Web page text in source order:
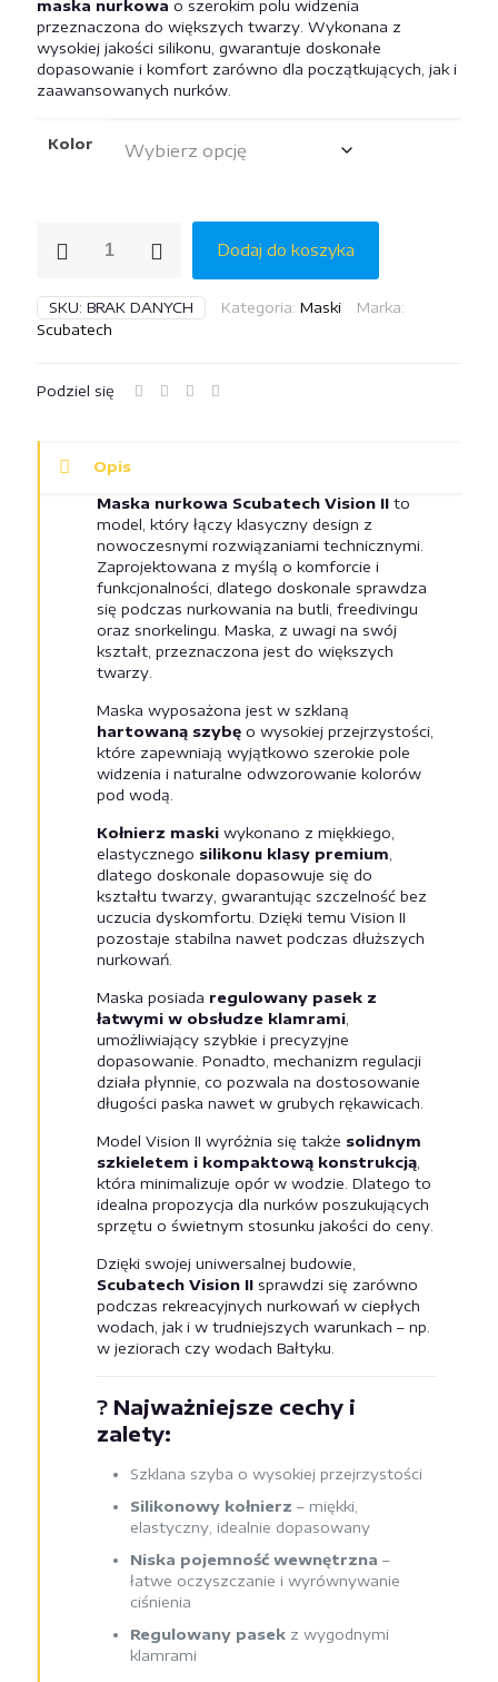
maska nurkowa o szerokim polu widzenia
przeznaczona do większych twarzy. Wykonana z
wysokiej jakości silikonu, gwarantuje doskonałe
dopasowanie i komfort zarówno dla początkujących, jak i
zaawansowanych nurków.
Kolor
Scubatech
Vision
II
Dodaj do koszyka
SKU: BRAK DANYCH Kategoria: Maski
Marka:
Scubatech
Podziel się
Opis
Maska nurkowa Scubatech Vision II to
model, który łączy klasyczny design z
nowoczesnymi rozwiązaniami technicznymi.
Zaprojektowana z myślą o komforcie i
funkcjonalności, dlatego doskonale sprawdza
się podczas nurkowania na butli, freedivingu
oraz snorkelingu. Maska, z uwagi na swój
kształt, przeznaczona jest do większych
twarzy.
Maska wyposażona jest w szklaną
hartowaną szybę o wysokiej przejrzystości,
które zapewniają wyjątkowo szerokie pole
widzenia i naturalne odwzorowanie kolorów
pod wodą.
Kołnierz maski wykonano z miękkiego,
elastycznego silikonu klasy premium
dlatego doskonale dopasowuje się do
kształtu twarzy, gwarantując szczelność bez
uczucia dyskomfortu. Dzięki temu Vision II
pozostaje stabilna nawet podczas dłuższych
nurkowań.
Maska posiada regulowany pasek z
łatwymi w obsłudze klamrami
umożliwiający szybkie i precyzyjne
dopasowanie. Ponadto, mechanizm regulacji
działa płynnie, co pozwala na dostosowanie
długości paska nawet w grubych rękawicach.
Model Vision II wyróżnia się także solidnym
szkieletem i kompaktową konstrukcją
która minimalizuje opór w wodzie. Dlatego to
idealna propozycja dla nurków poszukujących
sprzętu o świetnym stosunku jakości do ceny.
Dzięki swojej uniwersalnej budowie,
Scubatech Vision II sprawdzi się zarówno
podczas rekreacyjnych nurkowań w ciepłych
wodach, jak i w trudniejszych warunkach – np.
w jeziorach czy wodach Bałtyku.
? Najważniejsze cechy i
zalety:
Szklana szyba o wysokiej przejrzystości
Silikonowy kołnierz – miękki,
elastyczny, idealnie dopasowany
Niska pojemność wewnętrzna –
łatwe oczyszczanie i wyrównywanie
ciśnienia
Regulowany pasek z wygodnymi
klamrami